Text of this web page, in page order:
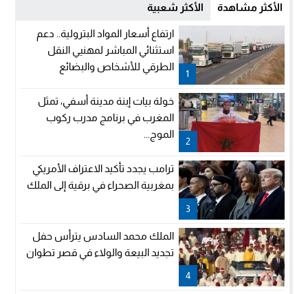
الأكثر مشاهدة الأكثر شعبية
1
ارتفاع أسعار المواد البترولية.. دعم
استثنائي المباشر لمهنيي النقل
الطرقي للأشخاص والبضائع
2
خولة بيات إبنة مدينة أسفي، تمثل
المغرب في برنامج مدرب ركوب
الموج...
3
ترامب يجدد تأكيد الاعتراف الأمريكي
بمغربية الصحراء في برقية إلى الملك
4
الملك محمد السادس يترأس حفل
تجديد البيعة والولاء في قصر تطوان